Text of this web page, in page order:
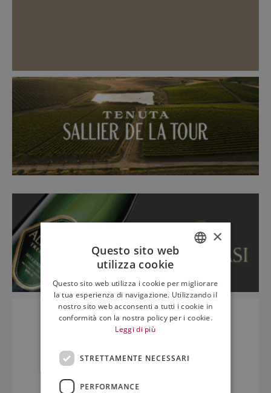
ENGLISH
×
Questo sito web
utilizza cookie
Questo sito web utilizza i cookie per migliorare
la tua esperienza di navigazione. Utilizzando il
nostro sito web acconsenti a tutti i cookie in
conformità con la nostra policy per i cookie.
Leggi di più
STRETTAMENTE NECESSARI
PERFORMANCE